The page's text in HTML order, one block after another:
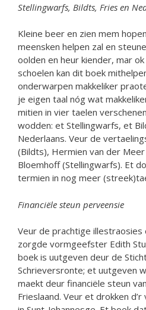
Stellingwarfs, Bildts, Fries en
Kleine beer en zien mem
meensken helpen zal en
oolden en heur kiender, mar
schoelen kan dit boek
onderwarpen makkeliker
je eigen taal nóg wat
mitien in vier taelen
wodden: et Stellingwarfs, et
Nederlaans. Veur de
(Bildts), Hermien van der
Bloemhoff (Stellingwarfs). Et
termien in nog meer
Financiële steun perveensie
Veur de prachtige illestraosies
zorgde vormgeefster Edith
boek is uutgeven deur de
Schrieversronte; et uutgeven
maekt deur financiële steun
Frieslaand. Veur et drokken